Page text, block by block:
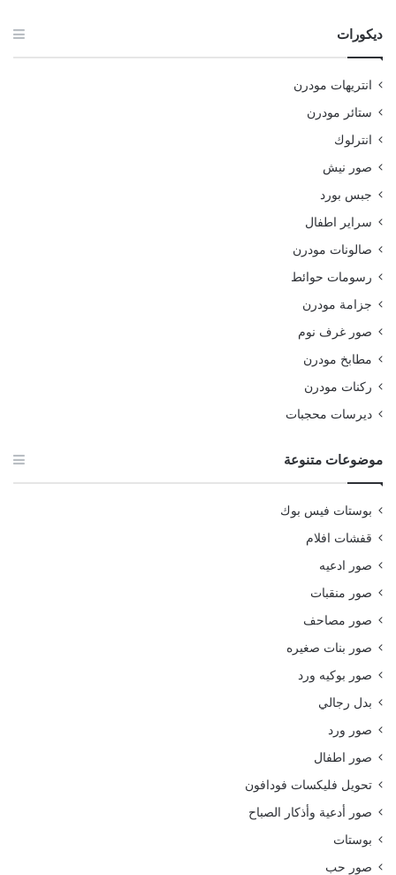
ديكورات
انتريهات مودرن
ستائر مودرن
انترلوك
صور نيش
جبس بورد
سراير اطفال
صالونات مودرن
رسومات حوائط
جزامة مودرن
صور غرف نوم
مطابخ مودرن
ركنات مودرن
ديرسات محجبات
موضوعات متنوعة
بوستات فيس بوك
قفشات افلام
صور ادعيه
صور منقبات
صور مصاحف
صور بنات صغيره
صور بوكيه ورد
بدل رجالي
صور ورد
صور اطفال
تحويل فليكسات فودافون
صور أدعية وأذكار الصباح
بوستات
صور حب